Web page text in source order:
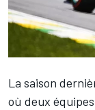
La saison
où deux